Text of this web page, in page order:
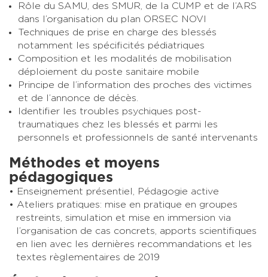
Rôle du SAMU, des SMUR, de la CUMP et de l’ARS
dans l’organisation du plan ORSEC NOVI
Techniques de prise en charge des blessés
notamment les spécificités pédiatriques
Composition et les modalités de mobilisation
déploiement du poste sanitaire mobile
Principe de l’information des proches des victimes
et de l’annonce de décès.
Identifier les troubles psychiques post-
traumatiques chez les blessés et parmi les
personnels et professionnels de santé intervenants
Méthodes et moyens
pédagogiques
Enseignement présentiel, Pédagogie active
Ateliers pratiques: mise en pratique en groupes
restreints, simulation et mise en immersion via
l’organisation de cas concrets, apports scientifiques
en lien avec les dernières recommandations et les
textes règlementaires de 2019